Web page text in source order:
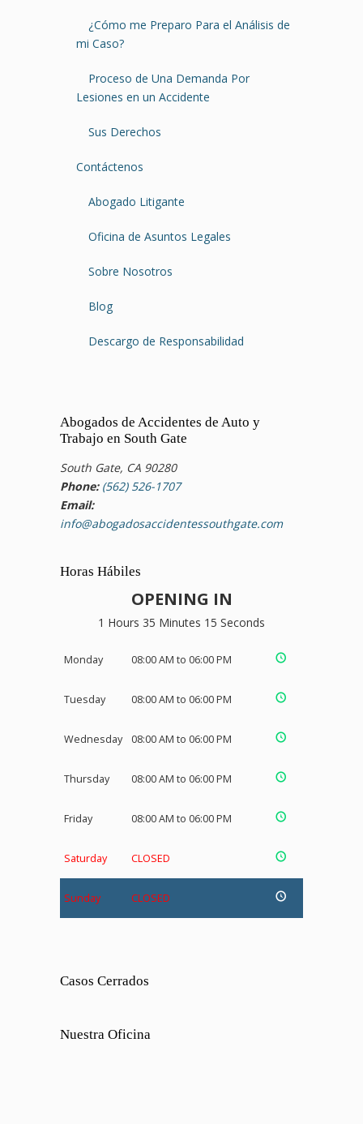
¿Cómo me Preparo Para el Análisis de
mi Caso?
Proceso de Una Demanda Por
Lesiones en un Accidente
Sus Derechos
Contáctenos
Abogado Litigante
Oficina de Asuntos Legales
Sobre Nosotros
Blog
Descargo de Responsabilidad
Abogados de Accidentes de Auto y
Trabajo en South Gate
South Gate, CA 90280
Phone: (562) 526-1707
Email:
info@abogadosaccidentessouthgate.com
Horas Hábiles
OPENING IN
1 Hours 35 Minutes 14 Seconds
Monday 08:00 AM to 06:00 PM
Tuesday 08:00 AM to 06:00 PM
Wednesday 08:00 AM to 06:00 PM
Thursday 08:00 AM to 06:00 PM
Friday 08:00 AM to 06:00 PM
Saturday CLOSED
Sunday CLOSED
Casos Cerrados
Nuestra Oficina